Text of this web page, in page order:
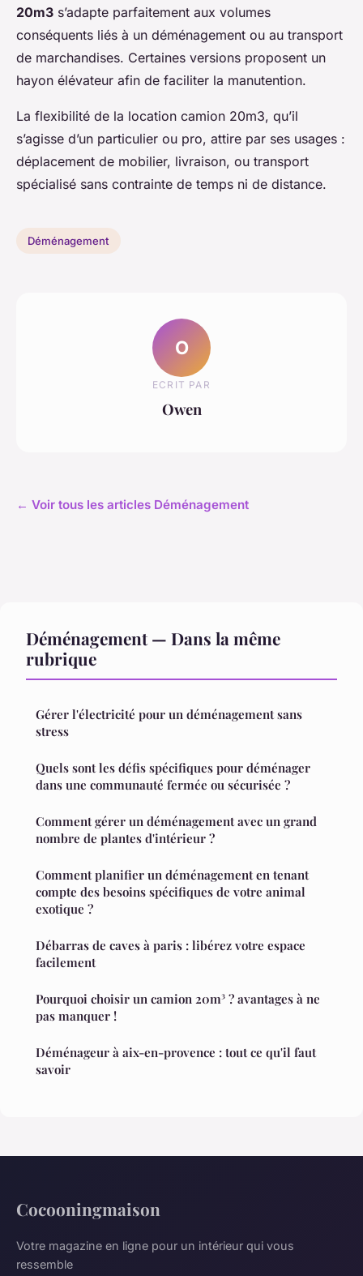
20m3 s’adapte parfaitement aux volumes
conséquents liés à un déménagement ou au transport
de marchandises. Certaines versions proposent un
hayon élévateur afin de faciliter la manutention.
La flexibilité de la location camion 20m3, qu’il
s’agisse d’un particulier ou pro, attire par ses usages :
déplacement de mobilier, livraison, ou transport
spécialisé sans contrainte de temps ni de distance.
Déménagement
O
ECRIT PAR
Owen
← Voir tous les articles Déménagement
Déménagement — Dans la même
rubrique
Gérer l'électricité pour un déménagement sans
stress
Quels sont les défis spécifiques pour déménager
dans une communauté fermée ou sécurisée ?
Comment gérer un déménagement avec un grand
nombre de plantes d'intérieur ?
Comment planifier un déménagement en tenant
compte des besoins spécifiques de votre animal
exotique ?
Débarras de caves à paris : libérez votre espace
facilement
Pourquoi choisir un camion 20m³ ? avantages à ne
pas manquer !
Déménageur à aix-en-provence : tout ce qu'il faut
savoir
Cocooningmaison
Votre magazine en ligne pour un intérieur qui vous
ressemble